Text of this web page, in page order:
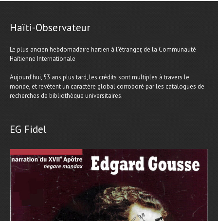
Haïti-Observateur
Le plus ancien hebdomadaire haïtien à l'étranger, de la Communauté
Haïtienne Internationale
Aujourd'hui, 53 ans plus tard, les crédits sont multiples à travers le
monde, et revêtent un caractère global corroboré par les catalogues de
recherches de bibliothèque universitaires.
EG Fidel